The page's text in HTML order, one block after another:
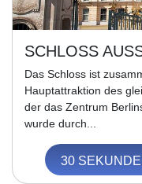
SCHLOSS
Das Schloss ist
Hauptattraktion des
der das Zentrum
wurde durch...
30